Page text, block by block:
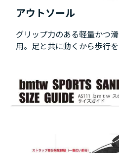
アウトソール
グリップ力のある軽量かつ
用。足と共に動くから歩行